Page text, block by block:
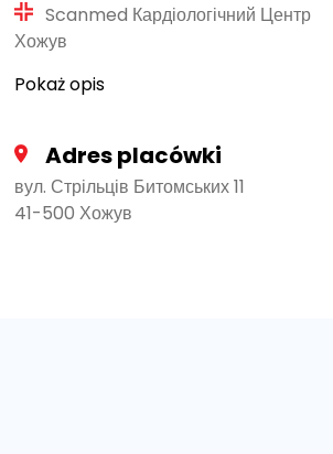
Scanmed Кардіологічний Центр
Хожув
Pokaż opis
Adres placówki
вул. Стрільців Битомських 11
41-500 Хожув